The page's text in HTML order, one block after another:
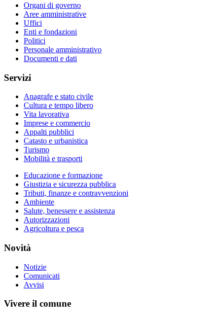
Organi di governo
Aree amministrative
Uffici
Enti e fondazioni
Politici
Personale amministrativo
Documenti e dati
Servizi
Anagrafe e stato civile
Cultura e tempo libero
Vita lavorativa
Imprese e commercio
Appalti pubblici
Catasto e urbanistica
Turismo
Mobilità e trasporti
Educazione e formazione
Giustizia e sicurezza pubblica
Tributi, finanze e contravvenzioni
Ambiente
Salute, benessere e assistenza
Autorizzazioni
Agricoltura e pesca
Novità
Notizie
Comunicati
Avvisi
Vivere il comune